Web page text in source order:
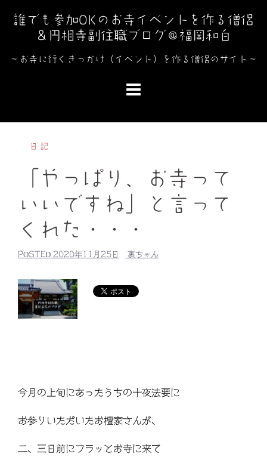
キ
誰でも参加OKのお寺イベントを作る僧侶
＆円相寺副住職ブログ＠福岡和白
～お寺に行くきっかけ（イベント）を作る僧侶のサイト～
日記
「やっぱり、お寺って
いいですね」と言って
くれた・・・
POSTED 2020年11月25日 裏ちゃん
今月の上旬にあったうちの十夜法要に
お参りいただいたお檀家さんが、
二、三日前にフラッとお寺に来て